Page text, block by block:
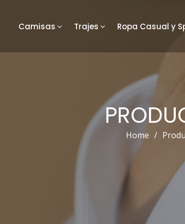
Camisas Trajes Ropa Casual y
Home /